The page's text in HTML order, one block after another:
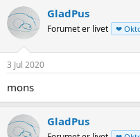
GladPus
Forumet er livet ❤
3 Jul 2020
mons
GladPus